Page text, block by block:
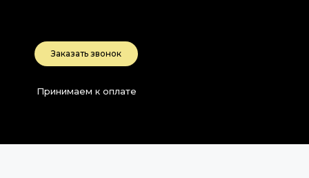
Заказать звонок
Принимаем к оплате